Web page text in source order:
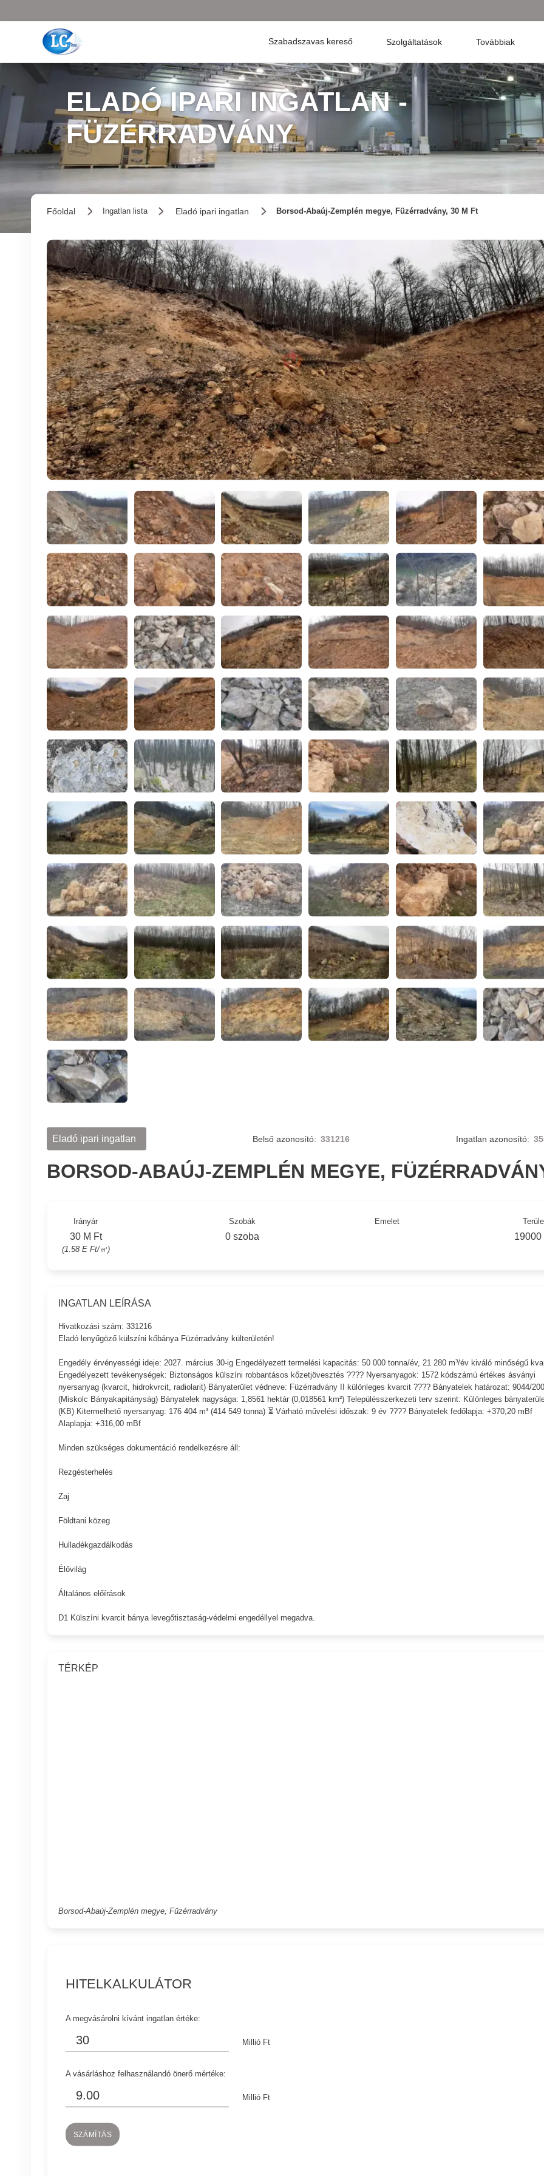
Szabadszavas kereső Szolgáltatások Továbbiak
ELADÓ IPARI INGATLAN -
FÜZÉRRADVÁNY
Főoldal Ingatlan lista Eladó ipari ingatlan Borsod-Abaúj-Zemplén megye, Füzérradvány, 30 M Ft
Eladó ipari ingatlan Belső azonosító: 331216 Ingatlan azonosító:
BORSOD-ABAÚJ-ZEMPLÉN MEGYE,
Irányár
30 M Ft
(1.58 E Ft/㎡)
Szobák
0 szoba
Emelet
19000
INGATLAN LEÍRÁSA
Hivatkozási szám: 331216
Eladó lenyűgöző külszíni kőbánya Füzérradvány külterületén!
Engedély érvényességi ideje: 2027. március 30-ig Engedélyezett termelési kapacitás: 50 000 tonna/év, 21 280 m³/év kiváló minőségű
Engedélyezett tevékenységek: Biztonságos külszíni robbantásos kőzetjövesztés ???? Nyersanyagok: 1572 kódszámú értékes ásványi
nyersanyag (kvarcit, hidrokvrcit, radiolarit) Bányaterület védneve: Füzérradvány II különleges kvarcit ???? Bányatelek határozat: 9044/
(Miskolc Bányakapitányság) Bányatelek nagysága: 1,8561 hektár (0,018561 km²) Településszerkezeti terv szerint: Különleges
(KB) Kitermelhető nyersanyag: 176 404 m³ (414 549 tonna) ⏳ Várható művelési időszak: 9 év ????️ Bányatelek fedőlapja: +370,20 mBf
Alaplapja: +316,00 mBf
Minden szükséges dokumentáció rendelkezésre áll:
Rezgésterhelés
Zaj
Földtani közeg
Hulladékgazdálkodás
Élővilág
Általános előírások
D1 Külszíni kvarcit bánya levegőtisztaság-védelmi engedéllyel megadva.
TÉRKÉP
Borsod-Abaúj-Zemplén megye, Füzérradvány
HITELKALKULÁTOR
A megvásárolni kívánt ingatlan értéke:
Millió Ft
A vásárláshoz felhasználandó önerő mértéke:
Millió Ft
SZÁMÍTÁS